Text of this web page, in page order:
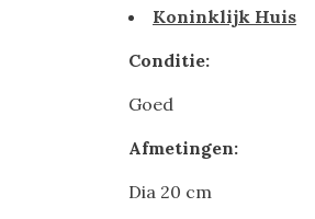
Koninklijk Huis
Conditie:
Goed
Afmetingen:
Dia 20 cm